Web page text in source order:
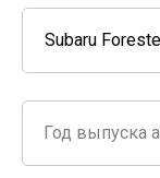
Год выпуска